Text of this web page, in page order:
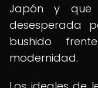
Japón y que
desesperada
bushido
modernidad.